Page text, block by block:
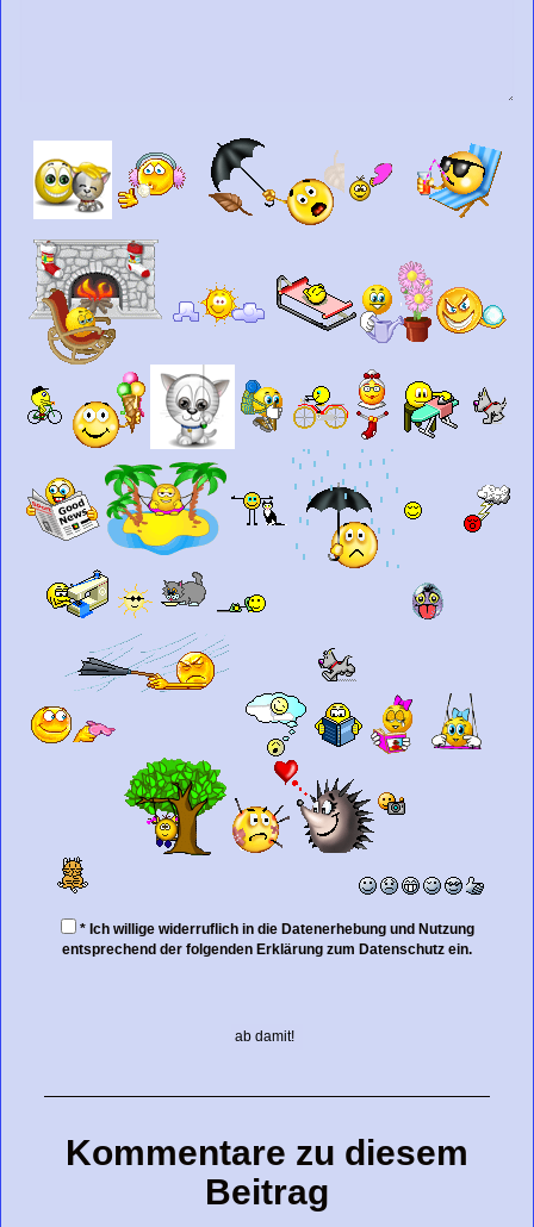
* Ich willige widerruflich in die Datenerhebung und Nutzung
entsprechend der folgenden Erklärung zum Datenschutz ein.
Kommentare zu diesem
Beitrag